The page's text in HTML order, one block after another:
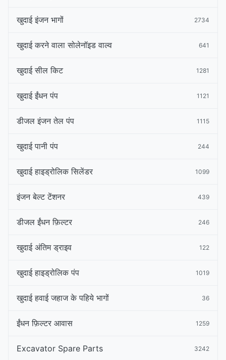
खुदाई इंजन भागों 2734
खुदाई करने वाला सोलेनॉइड वाल्व 641
खुदाई सील किट 1281
खुदाई ईंधन पंप 1121
डीजल इंजन तेल पंप 1115
खुदाई पानी पंप 244
खुदाई हाइड्रोलिक सिलेंडर 1099
इंजन बेल्ट टेंशनर 439
डीजल ईंधन फ़िल्टर 246
खुदाई अंतिम ड्राइव 122
खुदाई हाइड्रोलिक पंप 1019
खुदाई हवाई जहाज के पहिये भागों 36
ईंधन फ़िल्टर आवास 1259
Excavator Spare Parts 3242